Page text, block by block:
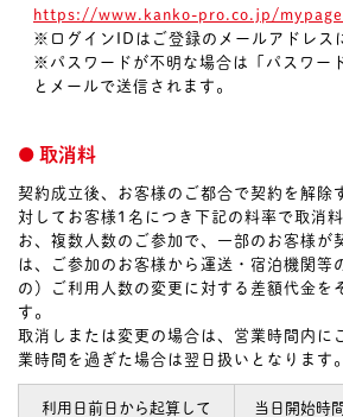
https://www.kanko-pro.co.jp/
※ログインIDはご登録のメールアドレス
※パスワードが不明な場合は「パスワー
とメールで送信されます。
取消料
契約成立後、お客様のご都合で契約を解除
対してお客様1名につき下記の料率で取消
お、複数人数のご参加で、一部のお客様が
は、ご参加のお客様から運送・宿泊機関等
の）ご利用人数の変更に対する差額代金を
す。
取消しまたは変更の場合は、営業時間内に
業時間を過ぎた場合は翌日扱いとなります
利用日前日から起算して
当日開始時